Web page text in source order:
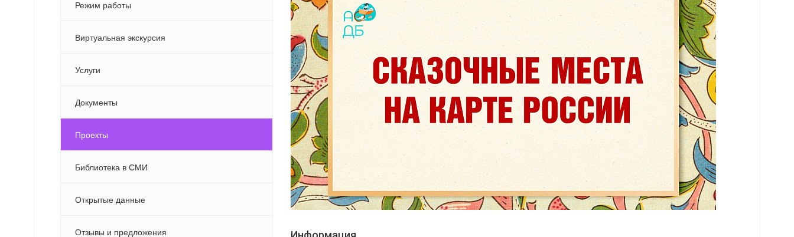
Режим работы
Виртуальная экскурсия
Услуги
Документы
Проекты
Библиотека в СМИ
Открытые данные
Отзывы и предложения